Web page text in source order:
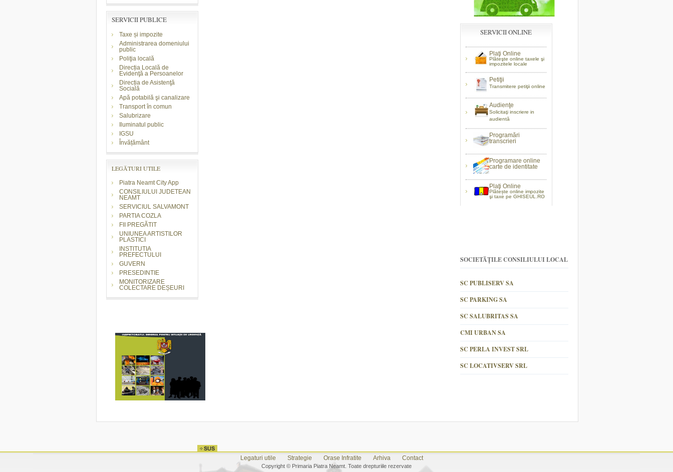
SERVICII PUBLICE
Taxe și impozite
Administrarea domeniului
public
Poliţia locală
Direcția Locală de
Evidenţă a Persoanelor
Direcția de Asistenţă
Socială
Apă potabilă şi canalizare
Transport în comun
Salubrizare
Iluminatul public
IGSU
Învățământ
LEGĂTURI UTILE
Piatra Neamt City App
CONSILIULUI JUDETEAN
NEAMT
SERVICIUL SALVAMONT
PARTIA COZLA
FII PREGĂTIT
UNIUNEA ARTISTILOR
PLASTICI
INSTITUTIA
PREFECTULUI
GUVERN
PRESEDINTIE
MONITORIZARE
COLECTARE DEȘEURI
SERVICII ONLINE
Plaţi Online
Plăteşte online taxele şi
impozitele locale
Petiţii
Transmitere petiţii online
Audienţe
Solicitaţi inscriere in
audientă
Programări
transcrieri
Programare online
carte de identitate
Plaţi Online
Plătește online impozite
şi taxe pe GHISEUL.RO
SOCIETĂȚILE CONSILIULUI LOCAL
SC PUBLISERV SA
SC PARKING SA
SC SALUBRITAS SA
CMI URBAN SA
SC PERLA INVEST SRL
SC LOCATIVSERV SRL
Legaturi utile Strategie Orase Infratite Arhiva Contact
Copyright © Primaria Piatra Neamt. Toate drepturiile rezervate